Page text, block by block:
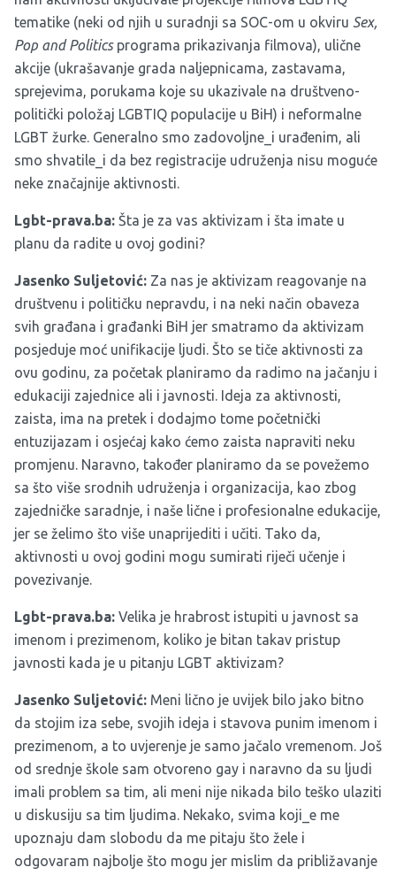
tematike (neki od njih u suradnji sa SOC-om u okviru Sex,
Pop and Politics programa prikazivanja filmova), ulične
akcije (ukrašavanje grada naljepnicama, zastavama,
sprejevima, porukama koje su ukazivale na društveno-
politički položaj LGBTIQ populacije u BiH) i neformalne
LGBT žurke. Generalno smo zadovoljne_i urađenim, ali
smo shvatile_i da bez registracije udruženja nisu moguće
neke značajnije aktivnosti.
Lgbt-prava.ba: Šta je za vas aktivizam i šta imate u
planu da radite u ovoj godini?
Jasenko Suljetović: Za nas je aktivizam reagovanje na
društvenu i političku nepravdu, i na neki način obaveza
svih građana i građanki BiH jer smatramo da aktivizam
posjeduje moć unifikacije ljudi. Što se tiče aktivnosti za
ovu godinu, za početak planiramo da radimo na jačanju i
edukaciji zajednice ali i javnosti. Ideja za aktivnosti,
zaista, ima na pretek i dodajmo tome početnički
entuzijazam i osjećaj kako ćemo zaista napraviti neku
promjenu. Naravno, također planiramo da se povežemo
sa što više srodnih udruženja i organizacija, kao zbog
zajedničke saradnje, i naše lične i profesionalne edukacije,
jer se želimo što više unaprijediti i učiti. Tako da,
aktivnosti u ovoj godini mogu sumirati riječi učenje i
povezivanje.
Lgbt-prava.ba: Velika je hrabrost istupiti u javnost sa
imenom i prezimenom, koliko je bitan takav pristup
javnosti kada je u pitanju LGBT aktivizam?
Jasenko Suljetović: Meni lično je uvijek bilo jako bitno
da stojim iza sebe, svojih ideja i stavova punim imenom i
prezimenom, a to uvjerenje je samo jačalo vremenom. Još
od srednje škole sam otvoreno gay i naravno da su ljudi
imali problem sa tim, ali meni nije nikada bilo teško ulaziti
u diskusiju sa tim ljudima. Nekako, svima koji_e me
upoznaju dam slobodu da me pitaju što žele i
odgovaram najbolje što mogu jer mislim da približavanje